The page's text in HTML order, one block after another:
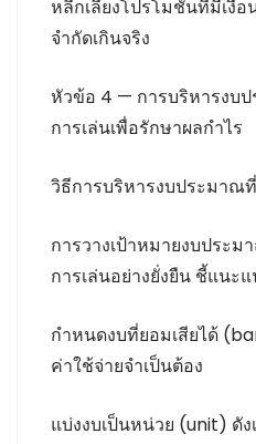
หลีกเลี่ยงโปรโมชั่นที่มีเงื่
จำกัดเกินจริง
หัวข้อ 4 — การบริหารงบ
การเล่นเพื่อรักษาผลกำไร
วิธีการบริหารงบประมาณ
การวางเป้าหมายงบประ
การเล่นอย่างยั่งยืน ชี้แนะ
กำหนดงบที่ยอมเสียได้
ค่าใช้จ่ายจำเป็นต้อง
แบ่งงบเป็นหน่วย (unit) ดัง